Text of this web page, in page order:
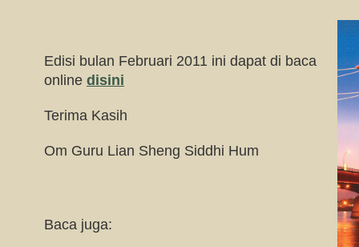
Edisi bulan Februari 2011 ini dapat di baca
online disini
Terima Kasih
Om Guru Lian Sheng Siddhi Hum
Baca juga: